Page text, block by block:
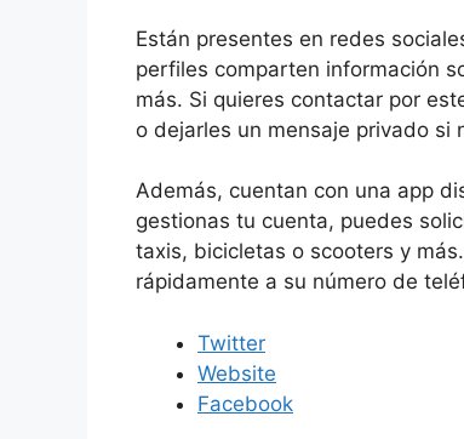
Están presentes en redes
perfiles comparten información
más. Si quieres contactar por
o dejarles un mensaje privado si
Además, cuentan con una app
gestionas tu cuenta, puedes
taxis, bicicletas o scooters y
rápidamente a su número de
Twitter
Website
Facebook